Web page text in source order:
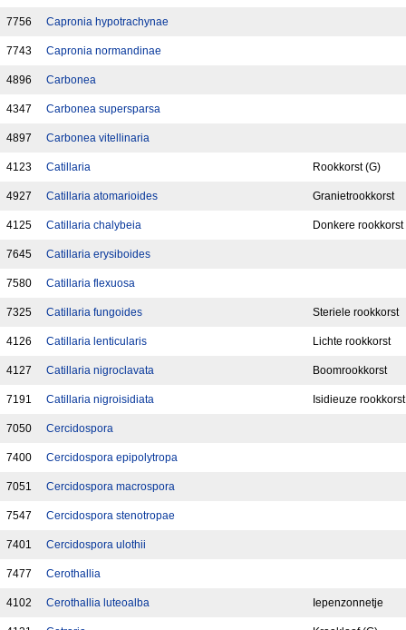
7756 Capronia hypotrachynae
7743 Capronia normandinae
4896 Carbonea
4347 Carbonea supersparsa
4897 Carbonea vitellinaria
4123 Catillaria Rookkorst (G)
4927 Catillaria atomarioides Granietrookkorst
4125 Catillaria chalybeia Donkere rookkorst
7645 Catillaria erysiboides
7580 Catillaria flexuosa
7325 Catillaria fungoides Steriele rookkorst
4126 Catillaria lenticularis Lichte rookkorst
4127 Catillaria nigroclavata Boomrookkorst
7191 Catillaria nigroisidiata Isidieuze rookkorst
7050 Cercidospora
7400 Cercidospora epipolytropa
7051 Cercidospora macrospora
7547 Cercidospora stenotropae
7401 Cercidospora ulothii
7477 Cerothallia
4102 Cerothallia luteoalba Iepenzonnetje